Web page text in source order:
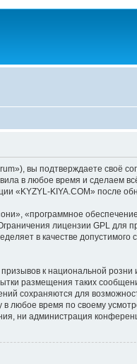
вы подтверждаете своё
в любое время и сделаем
«KYZYL-KIYA.COM» после
«программное
Ограничения лицензии GPL для
в качестве
к национальной
размещения таких
сохраняются для
время по своему
ни администрация